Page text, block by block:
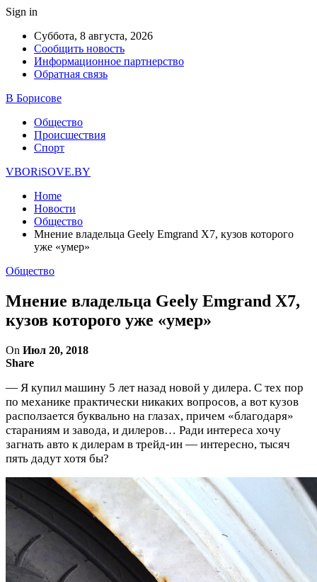
Sign in
Суббота, 8 августа, 2026
Сообщить новость
Информационное партнерство
Обратная связь
В Борисове
Общество
Происшествия
Спорт
VBORiSOVE.BY
Home
Новости
Общество
Мнение владельца Geely Emgrand X7, кузов которого
уже «умер»
Общество
Мнение владельца Geely Emgrand X7,
кузов которого уже «умер»
On Июл 20, 2018
Share
— Я купил машину 5 лет назад новой у дилера. С тех пор
по механике практически никаких вопросов, а вот кузов
расползается буквально на глазах, причем «благодаря»
стараниям и завода, и дилеров… Ради интереса хочу
загнать авто к дилерам в трейд-ин — интересно, тысяч
пять дадут хотя бы?